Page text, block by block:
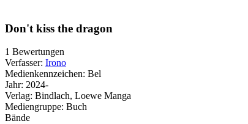
Don't kiss the dragon
1 Bewertungen
Verfasser: Irono
Medienkennzeichen: Bel
Jahr: 2024-
Verlag: Bindlach, Loewe Manga
Mediengruppe: Buch
Bände